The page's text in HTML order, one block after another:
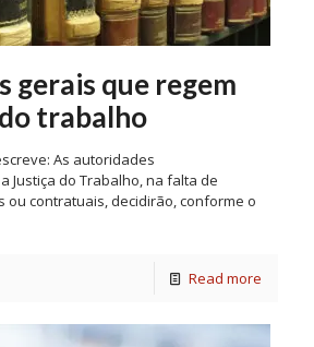
gerais que regem
trabalho
As autoridades
Justiça do Trabalho, na falta de
ou contratuais, decidirão, conforme o
Read more